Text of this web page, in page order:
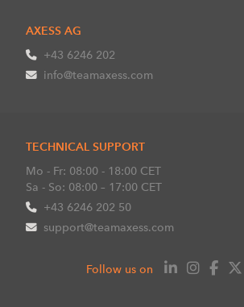
AXESS AG
+43 6246 202
info@teamaxess.com
TECHNICAL SUPPORT
Mo - Fr: 08:00 - 18:00 CET
Sa - So: 08:00 – 17:00 CET
+43 6246 202 50
support@teamaxess.com
Follow us on